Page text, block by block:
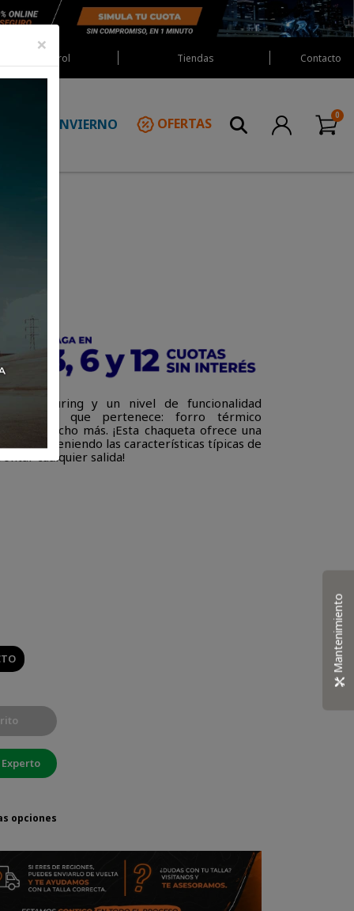
Red Castrol Tiendas Contacto
INVIERNO OFERTAS
look touring y un nivel de funcionalidad
a la que pertenece: forro térmico
y mucho más. ¡Esta chaqueta ofrece una
manteniendo las características típicas de
cualquier salida!
opciones
×
Mantenimiento